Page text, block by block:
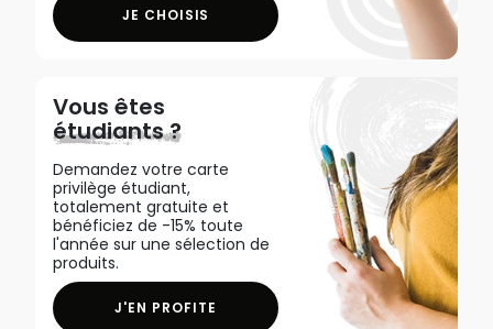
JE CHOISIS
Vous êtes
étudiants ?
Demandez votre carte
privilège étudiant,
totalement gratuite et
bénéficiez de -15% toute
l'année sur une sélection de
produits.
J'EN PROFITE